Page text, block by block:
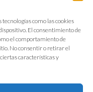
como las cookies
El consentimiento de
el comportamiento de
No consentir o retirar el
características y